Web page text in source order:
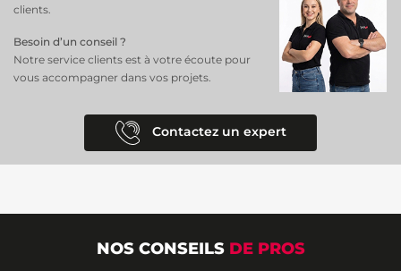
clients.
Besoin d’un conseil ?
Notre service clients est à votre écoute pour
vous accompagner dans vos projets.
Contactez un expert
NOS CONSEILS DE PROS